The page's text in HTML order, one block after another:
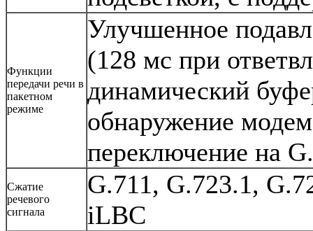
Функции
передачи речи в
пакетном
режиме
Улучшенное
(128 мс при
динамический
обнаружение
переключение на
Сжатие
речевого
сигнала
G.711, G.723.1,
iLBC